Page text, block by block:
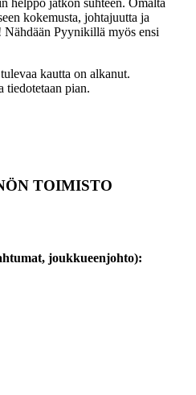
kokemusta, johtajuutta ja
Pyynikillä myös ensi
kautta on alkanut.
tiedotetaan pian.
TOIMISTO
joukkueenjohto):